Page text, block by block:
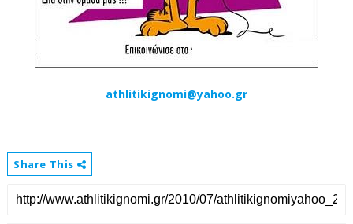
athlitikignomi@yahoo.gr
Share This